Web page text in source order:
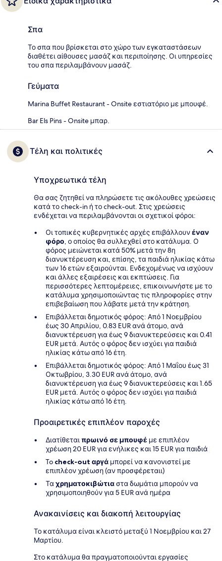
Σπα
Το σπα που βρίσκεται στο χώρο των εγκαταστάσεων
διαθέτει αίθουσες μασάζ και περιποίησης. Οι υπηρεσίες
του σπα περιλαμβάνουν μασάζ.
Γεύματα
Marina Buffet Restaurant - Onsite εστιατόριο με μπουφέ.
Bar Els Pins - Onsite μπαρ.
Τέλη και πολιτικές
Υποχρεωτικά τέλη
Θα σας ζητηθεί να πληρώσετε τις ακόλουθες χρεώσεις
κατά το check-in ή το check-out. Στις χρεώσεις
ενδέχεται να περιλαμβάνονται οι σχετικοί φόροι:
Οι τοπικές κυβερνητικές αρχές επιβάλλουνέναν
φόρο, ο οποίος θα συλλεχθεί στο κατάλυμα. Ο
φόρος μειώνεται κατά 50% μετά την 8η
διανυκτέρευση και, επίσης, τα παιδιά ηλικίας κάτω
των 16 ετών εξαιρούνται. Ενδεχομένως να ισχύουν
και άλλες εξαιρέσεις και εκπτώσεις. Για
περισσότερες λεπτομέρειες, επικοινωνήστε με το
κατάλυμα χρησιμοποιώντας τις πληροφορίες στην
επιβεβαίωση που λάβατε μετά την κράτηση.
Επιβάλλεται δημοτικός φόρος: Από 1 Νοεμβρίου
έως 30 Απριλίου, 0.83 EUR ανά άτομο, ανά
διανυκτέρευση για έως 9 διανυκτερεύσεις και 0.41
EUR μετά. Αυτός ο φόρος δεν ισχύει για παιδιά
ηλικίας κάτω από 16 έτη.
Επιβάλλεται δημοτικός φόρος: Από 1 Μαΐου έως 31
Οκτωβρίου, 3.30 EUR ανά άτομο, ανά
διανυκτέρευση για έως 9 διανυκτερεύσεις και 1.65
EUR μετά. Αυτός ο φόρος δεν ισχύει για παιδιά
ηλικίας κάτω από 16 έτη.
Προαιρετικές επιπλέον παροχές
Διατίθεταιπρωινό σε μπουφέ με επιπλέον
χρέωση 20 EUR για ενήλικες και 15 EUR για παιδιά
To check-out αργά μπορεί να κανονιστεί με
επιπλέον χρέωση (αν προσφέρεταιι)
Ταχρηματοκιβώτιαστα δωμάτια μπορούν να
χρησιμοποιηθούν για 5 EUR ανά ημέρα
Ανακαινίσεις και διακοπή λειτουργίας
Το κατάλυμα είναι κλειστό μεταξύ 1 Νοεμβρίου και 27
Μαρτίου.
Στο κατάλυμα θα πραγματοποιούνται εργασίες